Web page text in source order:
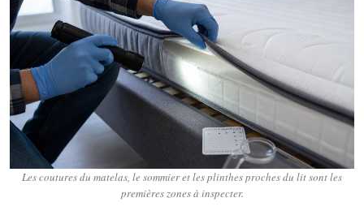
Les coutures du matelas, le sommier et les plinthes proches du lit sont les
premières zones à inspecter.